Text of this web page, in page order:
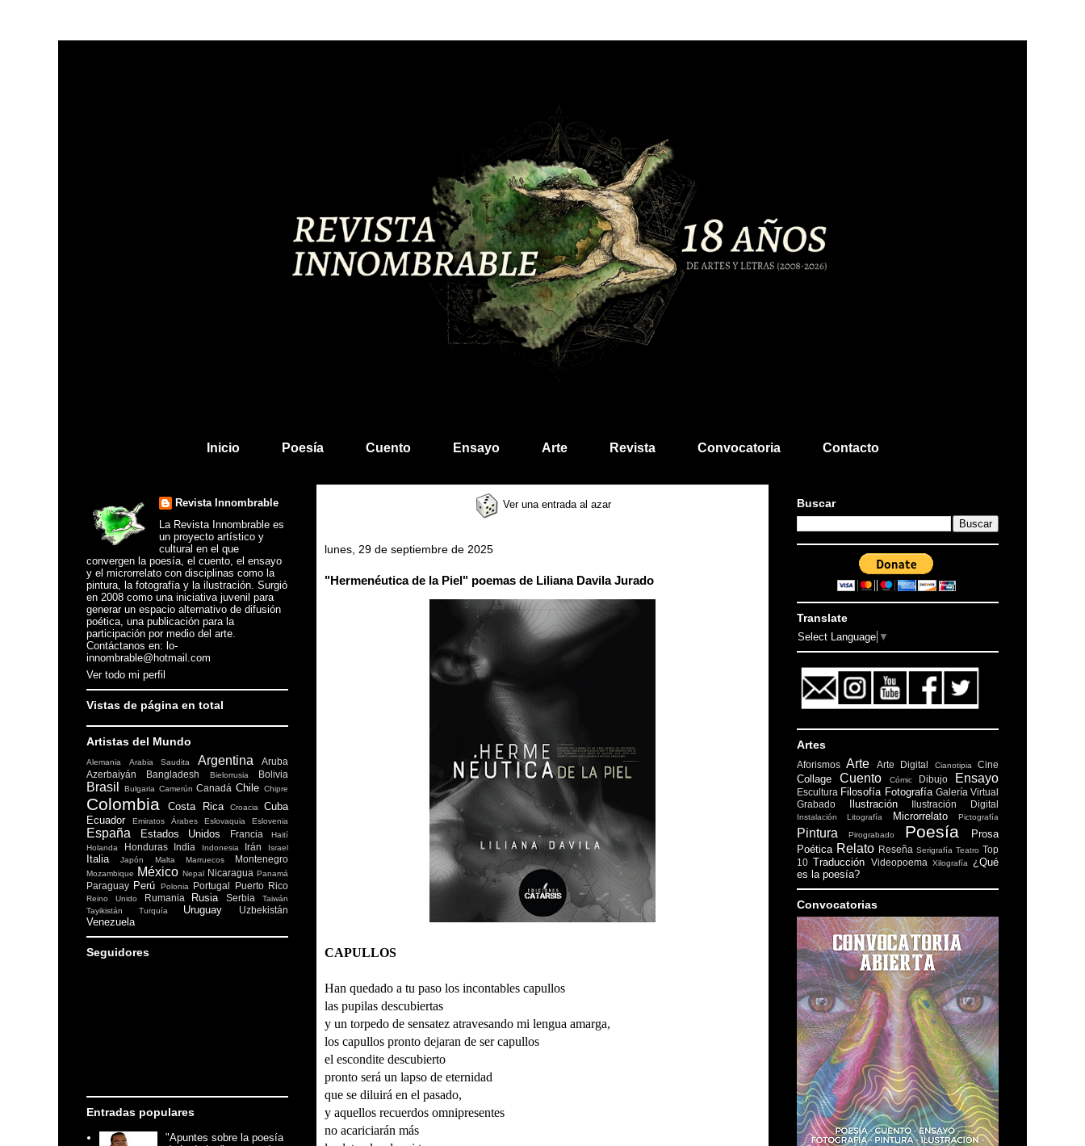
Inicio Poesía Cuento Ensayo Arte Revista Convocatoria Contacto
Ver una entrada al azar
lunes, 29 de septiembre de 2025
"Hermenéutica de la Piel" poemas de Liliana Davila Jurado
CAPULLOS
Han quedado a tu paso los incontables capullos
las pupilas descubiertas
y un torpedo de sensatez atravesando mi lengua amarga,
los capullos pronto dejaran de ser capullos
el escondite descubierto
pronto será un lapso de eternidad
que se diluirá en el pasado,
y aquellos recuerdos omnipresentes
no acariciarán más
Revista Innombrable
La Revista Innombrable es
un proyecto artístico y
cultural en el que
convergen la poesía, el cuento, el ensayo
y el microrrelato con disciplinas como la
pintura, la fotografía y la ilustración. Surgió
en 2008 como una iniciativa juvenil para
generar un espacio alternativo de difusión
poética, una publicación para la
participación por medio del arte.
Contáctanos en: lo-
innombrable@hotmail.com
Ver todo mi perfil
Vistas de página en total
Artistas del Mundo
Alemania Arabia Saudita Argentina
Aruba
Azerbaiyán
Bangladesh Bielorrusia Bolivia
Brasil Bulgaria Camerún Canadá Chile Chipre
Colombia Costa Rica Croacia
Cuba
Ecuador
Emiratos Árabes Eslovaquia Eslovenia
España Estados Unidos Francia
Haití
Holanda
Honduras India Indonesia Irán Israel
Italia Japón Malta Marruecos Montenegro
Mozambique México Nepal Nicaragua Panamá
Paraguay Perú Polonia Portugal Puerto Rico
Reino Unido Rumania Rusia Serbia
Taiwán
Tayikistán
Turquía Uruguay Uzbekistán
Venezuela
Seguidores
Entradas populares
"Apuntes sobre la poesía
Buscar
Translate
Select Language ▼
Artes
Aforismos Arte Arte Digital Cianotipia Cine
Collage Cuento Cómic Dibujo Ensayo
Escultura Filosofía Fotografía Galería Virtual
Grabado
Ilustración Ilustración Digital
Instalación Litografía Microrrelato Pictografía
Pintura Pirograbado Poesía
Prosa
Poética Relato Reseña Serigrafía Teatro Top
10 Traducción Videopoema Xilografía
¿Qué
es la poesía?
Convocatorias